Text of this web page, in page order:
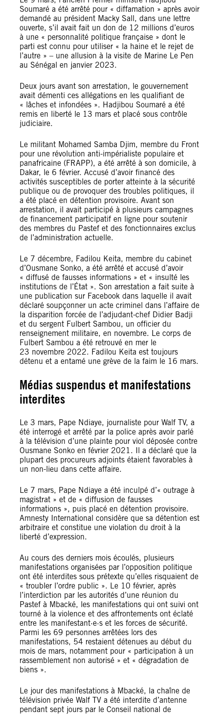
Soumaré a été arrêté pour « diffamation » après avoir
demandé au président Macky Sall, dans une lettre
ouverte, s’il avait fait un don de 12 millions d’euros
à une « personnalité politique française » dont le
parti est connu pour utiliser « la haine et le rejet de
l’autre » – une allusion à la visite de Marine Le Pen
au Sénégal en janvier 2023.
Deux jours avant son arrestation, le gouvernement
avait démenti ces allégations en les qualifiant de
« lâches et infondées ». Hadjibou Soumaré a été
remis en liberté le 13 mars et placé sous contrôle
judiciaire.
Le militant Mohamed Samba Djim, membre du Front
pour une révolution anti-impérialiste populaire et
panafricaine (FRAPP), a été arrêté à son domicile, à
Dakar, le 6 février. Accusé d’avoir financé des
activités susceptibles de porter atteinte à la sécurité
publique ou de provoquer des troubles politiques, il
a été placé en détention provisoire. Avant son
arrestation, il avait participé à plusieurs campagnes
de financement participatif en ligne pour soutenir
des membres du Pastef et des fonctionnaires exclus
de l’administration actuelle.
Le 7 décembre, Fadilou Keita, membre du cabinet
d’Ousmane Sonko, a été arrêté et accusé d’avoir
« diffusé de fausses informations » et « insulté les
institutions de l’État ». Son arrestation a fait suite à
une publication sur Facebook dans laquelle il avait
déclaré soupçonner un acte criminel dans l’affaire de
la disparition forcée de l’adjudant-chef Didier Badji
et du sergent Fulbert Sambou, un officier du
renseignement militaire, en novembre. Le corps de
Fulbert Sambou a été retrouvé en mer le
23 novembre 2022. Fadilou Keita est toujours
détenu et a entamé une grève de la faim le 16 mars.
Médias suspendus et manifestations
interdites
Le 3 mars, Pape Ndiaye, journaliste pour Walf TV, a
été interrogé et arrêté par la police après avoir parlé
à la télévision d’une plainte pour viol déposée contre
Ousmane Sonko en février 2021. Il a déclaré que la
plupart des procureurs adjoints étaient favorables à
un non-lieu dans cette affaire.
Le 7 mars, Pape Ndiaye a été inculpé d’« outrage à
magistrat » et de « diffusion de fausses
informations », puis placé en détention provisoire.
Amnesty International considère que sa détention est
arbitraire et constitue une violation du droit à la
liberté d’expression.
Au cours des derniers mois écoulés, plusieurs
manifestations organisées par l’opposition politique
ont été interdites sous prétexte qu’elles risquaient de
« troubler l’ordre public ». Le 10 février, après
l’interdiction par les autorités d’une réunion du
Pastef à Mbacké, les manifestations qui ont suivi ont
tourné à la violence et des affrontements ont éclaté
entre les manifestant·e·s et les forces de sécurité.
Parmi les 69 personnes arrêtées lors des
manifestations, 54 restaient détenues au début du
mois de mars, notamment pour « participation à un
rassemblement non autorisé » et « dégradation de
biens ».
Le jour des manifestations à Mbacké, la chaîne de
télévision privée Walf TV a été interdite d’antenne
pendant sept jours par le Conseil national de